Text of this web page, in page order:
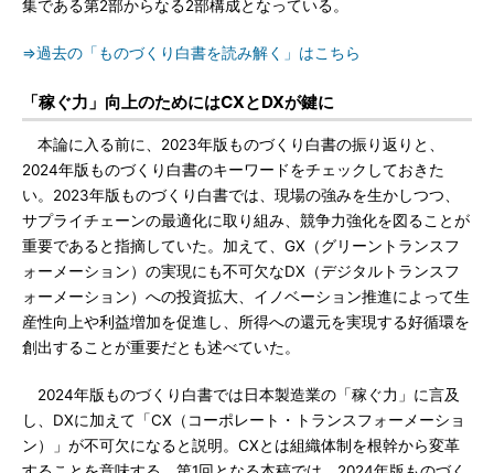
集である第2部からなる2部構成となっている。
⇒過去の「ものづくり白書を読み解く」はこちら
「稼ぐ力」向上のためにはCXとDXが鍵に
本論に入る前に、2023年版ものづくり白書の振り返りと、
2024年版ものづくり白書のキーワードをチェックしておきた
い。2023年版ものづくり白書では、現場の強みを生かしつつ、
サプライチェーンの最適化に取り組み、競争力強化を図ることが
重要であると指摘していた。加えて、GX（グリーントランスフ
ォーメーション）の実現にも不可欠なDX（デジタルトランスフ
ォーメーション）への投資拡大、イノベーション推進によって生
産性向上や利益増加を促進し、所得への還元を実現する好循環を
創出することが重要だとも述べていた。
2024年版ものづくり白書では日本製造業の「稼ぐ力」に言及
し、DXに加えて「CX（コーポレート・トランスフォーメーショ
ン）」が不可欠になると説明。CXとは組織体制を根幹から変革